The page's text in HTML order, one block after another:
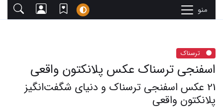
منو
ترسناک
اسفنجی ترسناک عکس پلانکتون واقعی
21 عکس اسفنجی ترسناک و دنیای شگفت‌انگیز
پلانکتون واقعی